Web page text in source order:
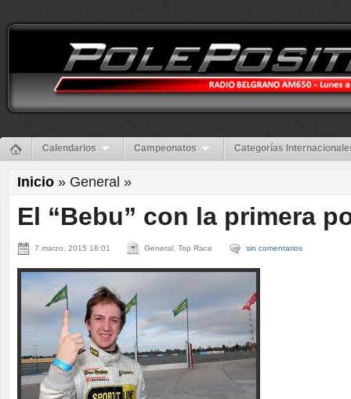
Calendarios Campeonatos Categorías
Inicio » General »
El “Bebu” con la primera
7 marzo, 2015 18:01 General, Top Race sin comentarios